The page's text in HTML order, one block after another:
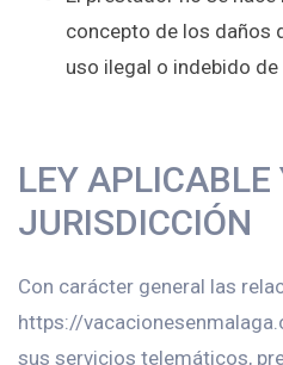
concepto de los daños
uso ilegal o indebido
LEY APLICABLE
JURISDICCIÓN
Con carácter general las
https://
sus servicios telemáticos,